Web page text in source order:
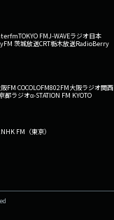
TOKYO FMJ-WAVEラジオ日本
茨城放送CRT栃木放送RadioBerry
FM COCOLOFM802FM大阪ラジオ関西
都ラジオα-STATION FM KYOTO
NHK FM（東京）